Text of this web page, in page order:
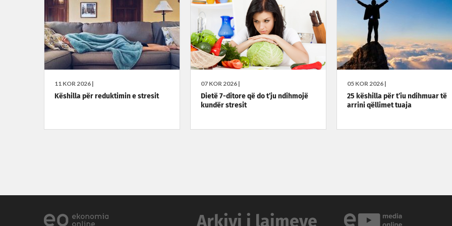
11 KOR 2026 |
Këshilla për reduktimin e stresit
07 KOR 2026 |
Dietë 7-ditore që do t’ju ndihmojë
kundër stresit
05 KOR 2026 |
25 këshilla për t’iu ndihmuar të
arrini qëllimet tuaja
Arkivi i lajmeve